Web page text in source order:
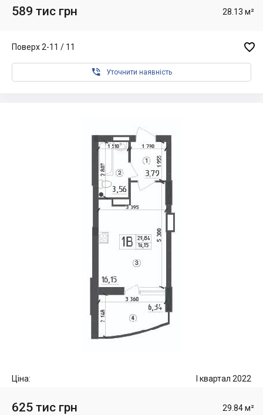
589 тис грн 28.13 м²
Поверх 2-11 / 11 
 Уточнити наявність
Ціна: I квартал 2022
625 тис грн 29.84 м²